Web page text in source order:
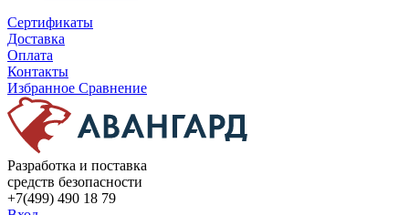
Сертификаты
Доставка
Оплата
Контакты
Избранное Сравнение
Разработка и поставка
средств безопасности
+7(499) 490 18 79